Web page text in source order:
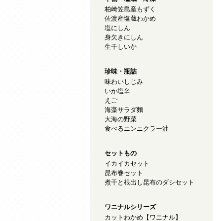
柏崎笠島産もずく
佐渡産塩蔵わかめ
塩にしん
身欠きにしん
生干しいか
珍味・瓶詰
味わいしじみ
いか塩辛
えご
海藻サラダ麵
大海の野菜
食べるニンニクラー油
セットもの
イカイカセット
昆布巻セット
煮干と根出し昆布のダシセット
ワニナルシリーズ
カットわかめ【ワニナル】